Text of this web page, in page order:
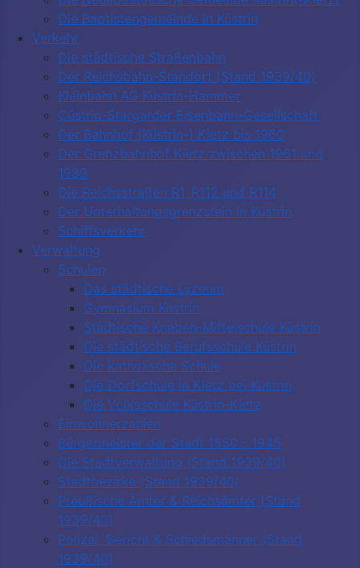
Die Baptistengemeinde in Küstrin
Verkehr
Die städtische Straßenbahn
Der Reichsbahn-Standort (Stand 1939/40)
Kleinbahn AG Küstrin-Hammer
Cüstrin-Stargarder Eisenbahn-Gesellschaft
Der Bahnhof (Küstrin-) Kietz bis 1960
Der Grenzbahnhof Kietz zwischen 1961 und
1989
Die Reichsstraßen R1, R112 und R114
Der Unterhaltungsgrenzstein in Küstrin
Schiffsverkehr
Verwaltung
Schulen
Das städtische Lyzeum
Gymnasium Küstrin
Städtische Knaben-Mittelschule Küstrin
Die städtische Berufsschule Küstrin
Die katholische Schule
Die Dorfschule in Kietz bei Küstrin
Die Volksschule Küstrin-Kietz
Einwohnerzahlen
Bürgermeister der Stadt 1550 - 1945
Die Stadtverwaltung (Stand 1939/40)
Stadtbezirke (Stand 1939/40)
Preußische Ämter & Reichsämter (Stand
1939/40)
Polizei, Gericht & Schiedsmänner (Stand
1939/40)